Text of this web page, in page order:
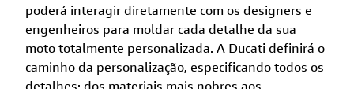
poderá interagir diretamente com os designers e
engenheiros para moldar cada detalhe da sua
moto totalmente personalizada. A Ducati definirá o
caminho da personalização, especificando todos os